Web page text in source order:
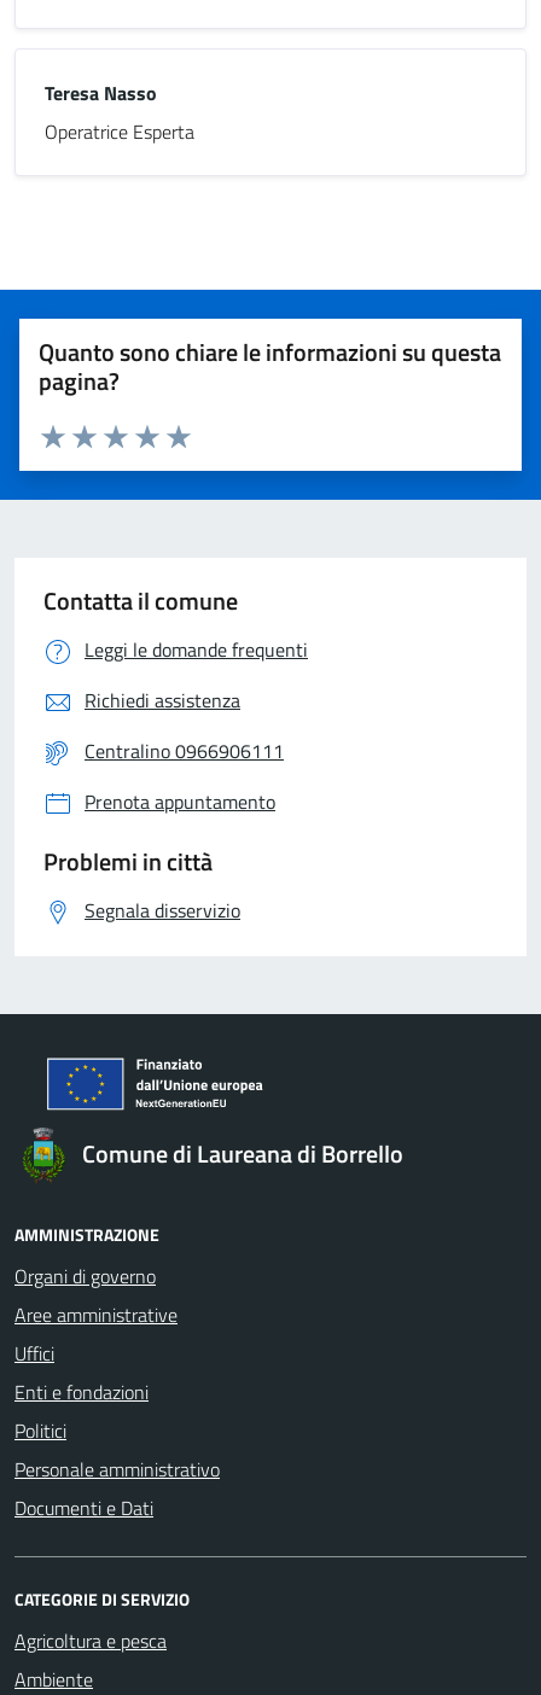
Teresa Nasso
Operatrice Esperta
Quanto sono chiare le informazioni su questa
pagina?
Valuta 5 stelle su 5
Valuta 4 stelle su 5
Valuta 3 stelle su 5
Valuta 2 stelle su 5
Valuta 1 stelle su 5
Contatta il comune
Leggi le domande frequenti
Richiedi assistenza
Centralino 0966906111
Prenota appuntamento
Problemi in città
Segnala disservizio
Comune di Laureana di Borrello
AMMINISTRAZIONE
Organi di governo
Aree amministrative
Uffici
Enti e fondazioni
Politici
Personale amministrativo
Documenti e Dati
CATEGORIE DI SERVIZIO
Agricoltura e pesca
Ambiente